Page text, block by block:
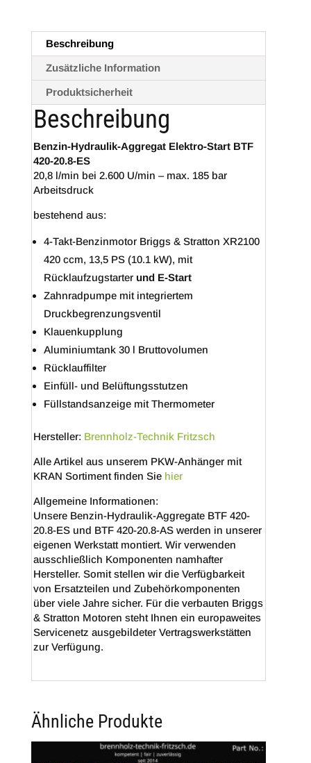
Beschreibung
Zusätzliche Information
Produktsicherheit
Beschreibung
Benzin-Hydraulik-Aggregat Elektro-Start BTF
420-20.8-ES
20,8 l/min bei 2.600 U/min – max. 185 bar
Arbeitsdruck
bestehend aus:
4-Takt-Benzinmotor Briggs & Stratton XR2100
420 ccm, 13,5 PS (10.1 kW), mit
Rücklaufzugstarter und E-Start
Zahnradpumpe mit integriertem
Druckbegrenzungsventil
Klauenkupplung
Aluminiumtank 30 l Bruttovolumen
Rücklauffilter
Einfüll- und Belüftungsstutzen
Füllstandsanzeige mit Thermometer
Hersteller: Brennholz-Technik Fritzsch
Alle Artikel aus unserem PKW-Anhänger mit
KRAN Sortiment finden Sie hier
Allgemeine Informationen:
Unsere Benzin-Hydraulik-Aggregate BTF 420-
20.8-ES und BTF 420-20.8-AS werden in unserer
eigenen Werkstatt montiert. Wir verwenden
ausschließlich Komponenten namhafter
Hersteller. Somit stellen wir die Verfügbarkeit
von Ersatzteilen und Zubehörkomponenten
über viele Jahre sicher. Für die verbauten Briggs
& Stratton Motoren steht Ihnen ein europaweites
Servicenetz ausgebildeter Vertragswerkstätten
zur Verfügung.
Ähnliche Produkte